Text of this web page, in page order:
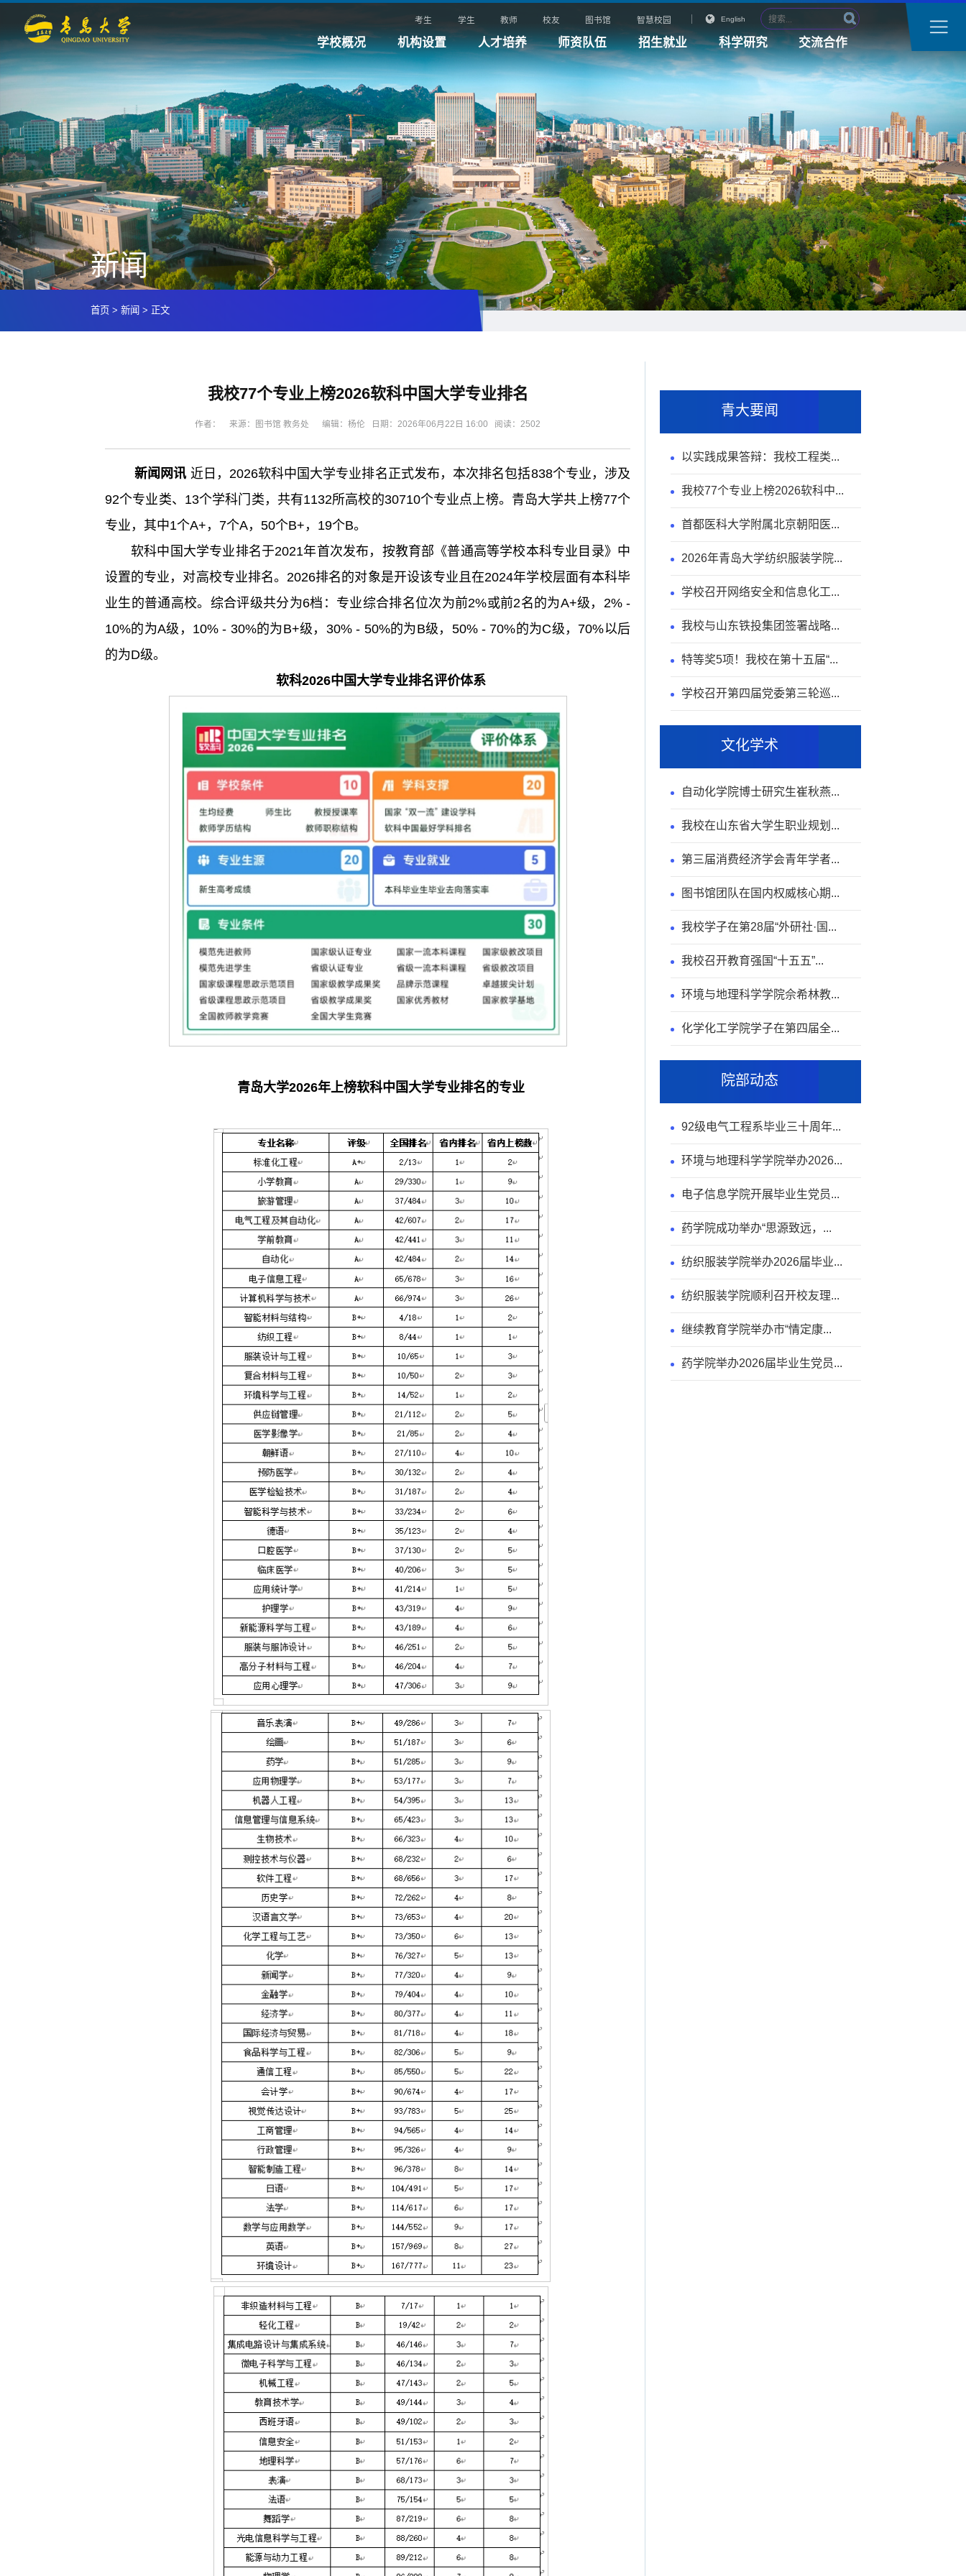
考生 学生 教师 校友 图书馆 智慧校园 English
学校概况 机构设置 人才培养 师资队伍 招生就业 科学研究 交流合作
新闻
首页 > 新闻 > 正文
青大要闻
以实践成果答辩：我校工程类...
我校77个专业上榜2026软科中...
首都医科大学附属北京朝阳医...
2026年青岛大学纺织服装学院...
学校召开网络安全和信息化工...
我校与山东铁投集团签署战略...
特等奖5项！我校在第十五届“...
学校召开第四届党委第三轮巡...
文化学术
自动化学院博士研究生崔秋燕...
我校在山东省大学生职业规划...
第三届消费经济学会青年学者...
图书馆团队在国内权威核心期...
我校学子在第28届“外研社·国...
我校召开教育强国“十五五”...
环境与地理科学学院佘希林教...
化学化工学院学子在第四届全...
院部动态
92级电气工程系毕业三十周年...
环境与地理科学学院举办2026...
电子信息学院开展毕业生党员...
药学院成功举办“思源致远，...
纺织服装学院举办2026届毕业...
纺织服装学院顺利召开校友理...
继续教育学院举办市“情定康...
药学院举办2026届毕业生党员...
我校77个专业上榜2026软科中国大学专业排名
作者： 来源：图书馆 教务处 编辑：杨伦 日期：2026年06月22日 16:00 阅读： 2502
新闻网讯 近日，2026软科中国大学专业排名正式发布，本次排名包括838个专业，涉及
92个专业类、13个学科门类，共有1132所高校的30710个专业点上榜。青岛大学共上榜77个
专业，其中1个A+，7个A，50个B+，19个B。
软科中国大学专业排名于2021年首次发布，按教育部《普通高等学校本科专业目录》中
设置的专业，对高校专业排名。2026排名的对象是开设该专业且在2024年学校层面有本科毕
业生的普通高校。综合评级共分为6档：专业综合排名位次为前2%或前2名的为A+级，2% -
10%的为A级，10% - 30%的为B+级，30% - 50%的为B级，50% - 70%的为C级，70%以后
的为D级。
软科2026中国大学专业排名评价体系
青岛大学2026年上榜软科中国大学专业排名的专业